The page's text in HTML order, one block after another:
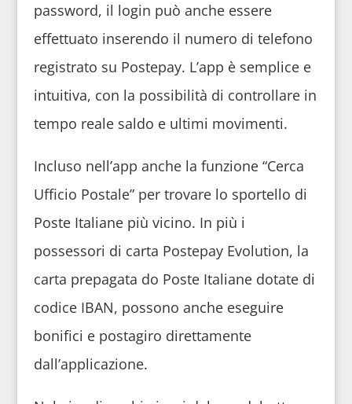
password, il login può anche essere
effettuato inserendo il numero di telefono
registrato su Postepay. L’app è semplice e
intuitiva, con la possibilità di controllare in
tempo reale saldo e ultimi movimenti.
Incluso nell’app anche la funzione “Cerca
Ufficio Postale” per trovare lo sportello di
Poste Italiane più vicino. In più i
possessori di carta Postepay Evolution, la
carta prepagata do Poste Italiane dotate di
codice IBAN, possono anche eseguire
bonifici e postagiro direttamente
dall’applicazione.